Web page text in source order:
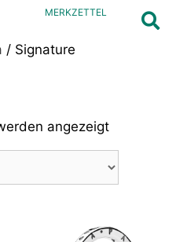
MERKZETTEL
/ Signature
angezeigt